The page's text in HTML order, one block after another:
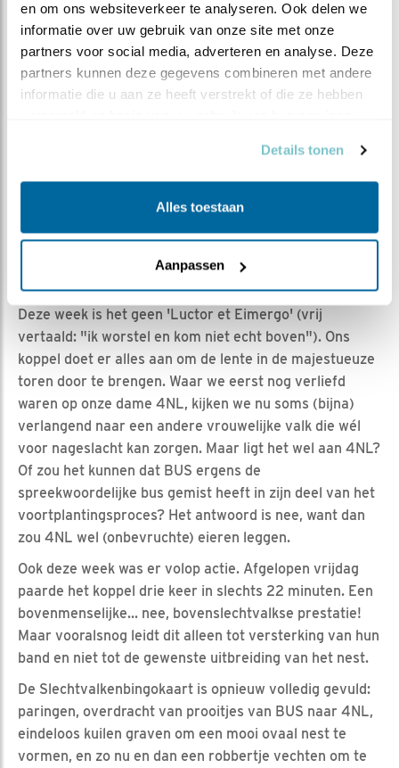
en om ons websiteverkeer te analyseren. Ook delen we
informatie over uw gebruik van onze site met onze
partners voor social media, adverteren en analyse. Deze
partners kunnen deze gegevens combineren met andere
informatie die u aan ze heeft verstrekt of die ze hebben
Details tonen
Alles toestaan
Aanpassen
om voor een groot publiek haar vrijheid terug te krijgen
en dan gebeurd dit!
Een mooi verhaal (hieris het gehele verhaal te vinden)
heeft niet altijd een goed einde. De liefde, kennis en
Maar de herinneringen blijven, want die overleven alles.
Een memorabele dame is niet meer, maar op de
thermiek van het verleden zweven we weer terug naar
even van het zweven en neem uw tijd!
DE WEEKSAMENVATTING
Deze week is het geen 'Luctor et Eimergo' (vrij
vertaald: "ik worstel en kom niet echt boven"). Ons
koppel doet er alles aan om de lente in de majestueuze
toren door te brengen. Waar we eerst nog verliefd
waren op onze dame 4NL, kijken we nu soms (bijna)
verlangend naar een andere vrouwelijke valk die wél
voor nageslacht kan zorgen. Maar ligt het wel aan 4NL?
Of zou het kunnen dat BUS ergens de
spreekwoordelijke bus gemist heeft in zijn deel van het
voortplantingsproces? Het antwoord is nee, want dan
zou 4NL wel (onbevruchte) eieren leggen.
Ook deze week was er volop actie. Afgelopen vrijdag
paarde het koppel drie keer in slechts 22 minuten. Een
bovenmenselijke... nee, bovenslechtvalkse prestatie!
Maar vooralsnog leidt dit alleen tot versterking van hun
band en niet tot de gewenste uitbreiding van het nest.
De Slechtvalkenbingokaart is opnieuw volledig gevuld:
paringen, overdracht van prooitjes van BUS naar 4NL,
eindeloos kuilen graven om een mooi ovaal nest te
vormen, en zo nu en dan een robbertje vechten om te